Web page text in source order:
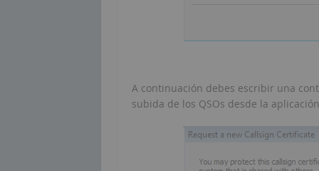
A continuación debes escribir una
subida de los QSOs desde la